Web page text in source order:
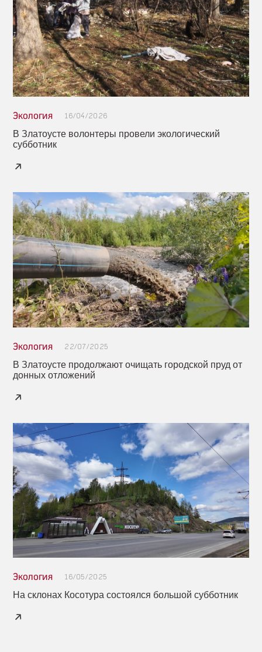
Экология 16/04/2026
В Златоусте волонтеры провели экологический
субботник
Экология 22/07/2025
В Златоусте продолжают очищать городской пруд от
донных отложений
Экология 16/05/2025
На склонах Косотура состоялся большой субботник